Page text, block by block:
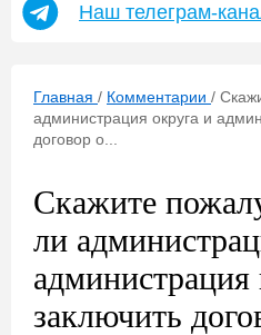
Наш телеграм-
Главная / Комментарии /
администрация округа и
договор о...
Скажите
ли
заключить